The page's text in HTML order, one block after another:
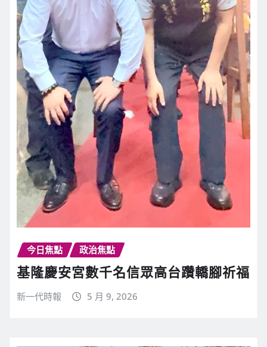
今日焦點 政治焦點
基隆慶安宮數千名信眾高台躦轎腳祈福
新一代時報 5 月 9, 2026